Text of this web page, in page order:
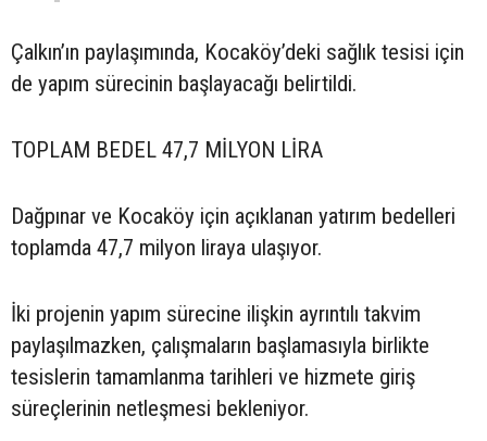
Çalkın’ın paylaşımında, Kocaköy’deki sağlık tesisi için
de yapım sürecinin başlayacağı belirtildi.
TOPLAM BEDEL 47,7 MİLYON LİRA
Dağpınar ve Kocaköy için açıklanan yatırım bedelleri
toplamda 47,7 milyon liraya ulaşıyor.
İki projenin yapım sürecine ilişkin ayrıntılı takvim
paylaşılmazken, çalışmaların başlamasıyla birlikte
tesislerin tamamlanma tarihleri ve hizmete giriş
süreçlerinin netleşmesi bekleniyor.